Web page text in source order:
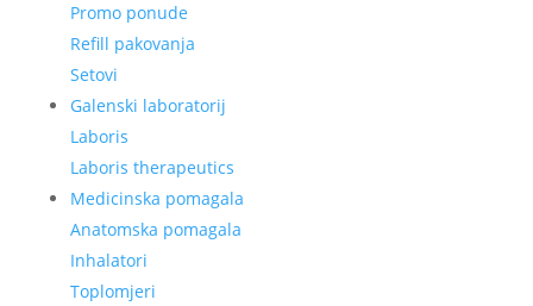
Promo ponude
Refill pakovanja
Setovi
Galenski laboratorij
Laboris
Laboris therapeutics
Medicinska pomagala
Anatomska pomagala
Inhalatori
Toplomjeri